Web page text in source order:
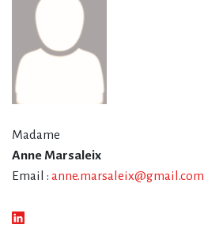
Madame
Anne Marsaleix
Email : anne.marsaleix@gmail.com